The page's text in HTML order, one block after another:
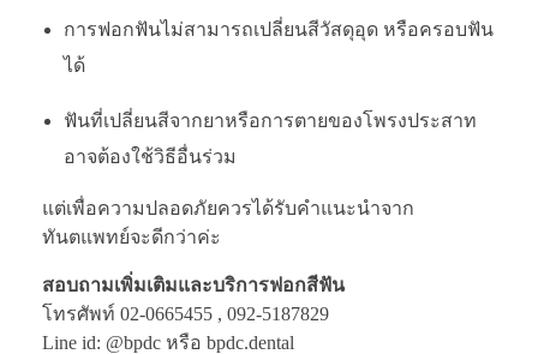
การฟอกฟันไม่สามารถเปลี่ยนสีวัสดุอุด หรือครอบฟัน
ได้
ฟันที่เปลี่ยนสีจากยาหรือการตายของโพรงประสาท
อาจต้องใช้วิธีอื่นร่วม
แต่เพื่อความปลอดภัยควรได้รับคำแนะนำจาก
ทันตแพทย์จะดีกว่าค่ะ
สอบถามเพิ่มเติมและบริการฟอกสีฟัน
โทรศัพท์ 02-0665455 , 092-5187829
Line id: @bpdc หรือ bpdc.dental